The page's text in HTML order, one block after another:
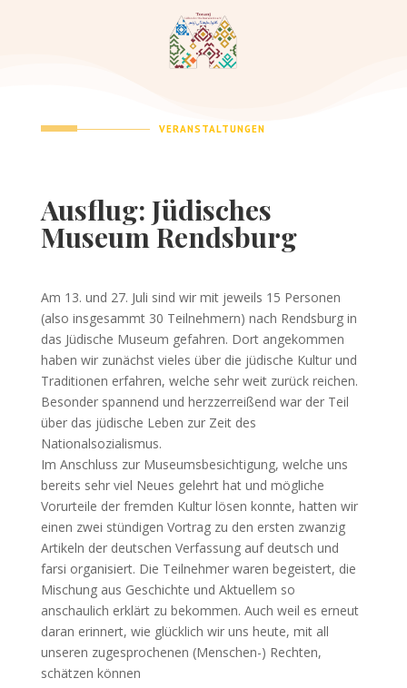
VERANSTALTUNGEN
Ausflug: Jüdisches
Museum Rendsburg
Am 13. und 27. Juli sind wir mit jeweils 15 Personen
(also insgesammt 30 Teilnehmern) nach Rendsburg in
das Jüdische Museum gefahren. Dort angekommen
haben wir zunächst vieles über die jüdische Kultur und
Traditionen erfahren, welche sehr weit zurück reichen.
Besonder spannend und herzzerreißend war der Teil
über das jüdische Leben zur Zeit des
Nationalsozialismus.
Im Anschluss zur Museumsbesichtigung, welche uns
bereits sehr viel Neues gelehrt hat und mögliche
Vorurteile der fremden Kultur lösen konnte, hatten wir
einen zwei stündigen Vortrag zu den ersten zwanzig
Artikeln der deutschen Verfassung auf deutsch und
farsi organisiert. Die Teilnehmer waren begeistert, die
Mischung aus Geschichte und Aktuellem so
anschaulich erklärt zu bekommen. Auch weil es erneut
daran erinnert, wie glücklich wir uns heute, mit all
unseren zugesprochenen (Menschen-) Rechten,
schätzen können